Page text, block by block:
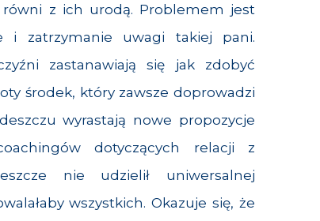
z ich urodą. Problemem jest
i zatrzymanie uwagi takiej pani.
zastanawiają się jak zdobyć
środek, który zawsze doprowadzi
wyrastają nowe propozycje
dotyczących relacji z
nie udzielił uniwersalnej
wszystkich. Okazuje się, że